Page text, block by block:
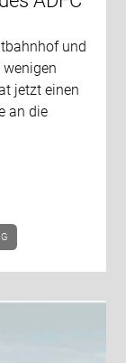
und
jetzt einen
an die